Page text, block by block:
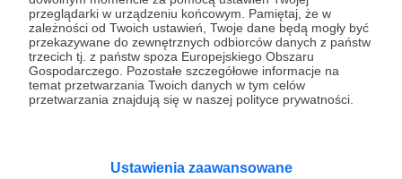
przeglądarki w urządzeniu końcowym. Pamiętaj, że w
zależności od Twoich ustawień, Twoje dane będą mogły być
przekazywane do zewnętrznych odbiorców danych z państw
trzecich tj. z państw spoza Europejskiego Obszaru
Gospodarczego. Pozostałe szczegółowe informacje na
temat przetwarzania Twoich danych w tym celów
przetwarzania znajdują się w naszej polityce prywatności.
Ustawienia zaawansowane
https://allegro.pl/uzytkownik/fundacja-graty
Udostępnij